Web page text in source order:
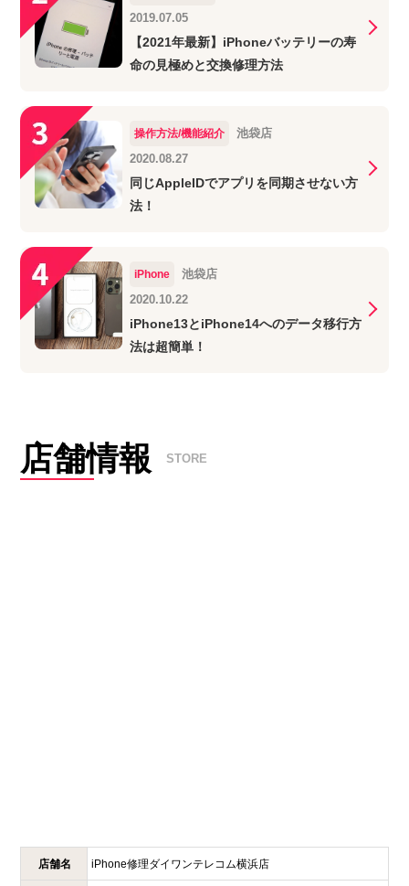
2019.07.05
【2021年最新】iPhoneバッテリーの寿
命の見極めと交換修理方法
操作方法/機能紹介
池袋店
2020.08.27
同じAppleIDでアプリを同期させない方
法！
iPhone
池袋店
2020.10.22
iPhone13とiPhone14へのデータ移行方
法は超簡単！
店舗情報 STORE
店舗名 iPhone修理ダイワンテレコム横浜店